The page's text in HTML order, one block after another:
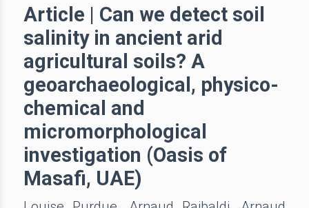
Article | Can we detect soil
salinity in ancient arid
agricultural soils? A
geoarchaeological, physico-
chemical and
micromorphological
investigation (Oasis of
Masafi, UAE)